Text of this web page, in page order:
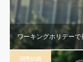
ワーキングホリデー
国際結婚